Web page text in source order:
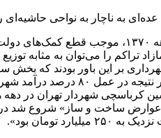
به ناچار به نواحی حاشیه‌ای
اجرای سیاست‌های تعدیل اقتصادی و کوچک
تراکم را می‌توان به مثابه